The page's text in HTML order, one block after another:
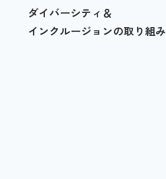
ダイバーシティ＆
インクルージョンの取り組み